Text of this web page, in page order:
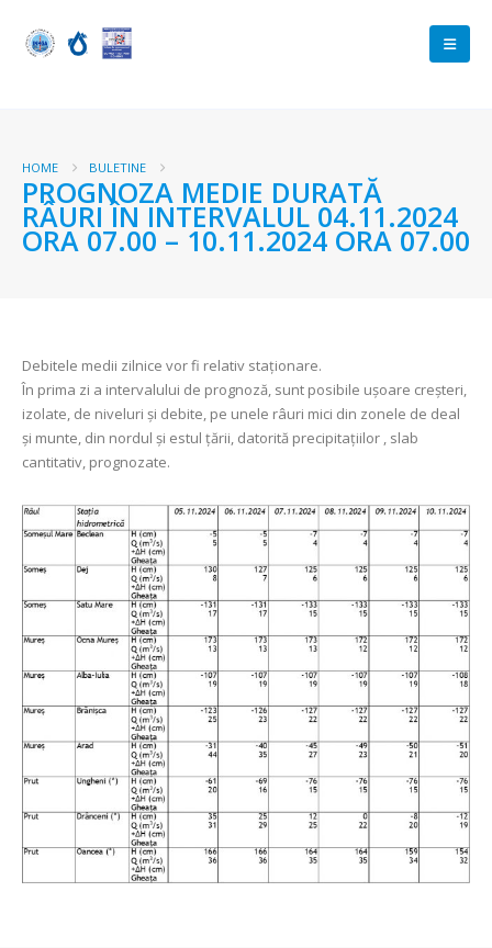
HOME BULETINE
PROGNOZA MEDIE DURATĂ
RÂURI ÎN INTERVALUL 04.11.2024
ORA 07.00 – 10.11.2024 ORA 07.00
Debitele medii zilnice vor fi relativ staționare.
În prima zi a intervalului de prognoză, sunt posibile ușoare creșteri,
izolate, de niveluri și debite, pe unele râuri mici din zonele de deal
și munte, din nordul și estul țării, datorită precipitațiilor , slab
cantitativ, prognozate.